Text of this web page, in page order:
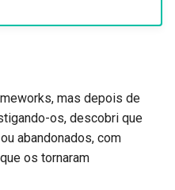
mas depois de
os, descobri que
abandonados, com
os tornaram